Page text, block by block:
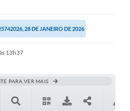
28 DE JANEIRO DE 2026
13h37
PARA VER MAIS